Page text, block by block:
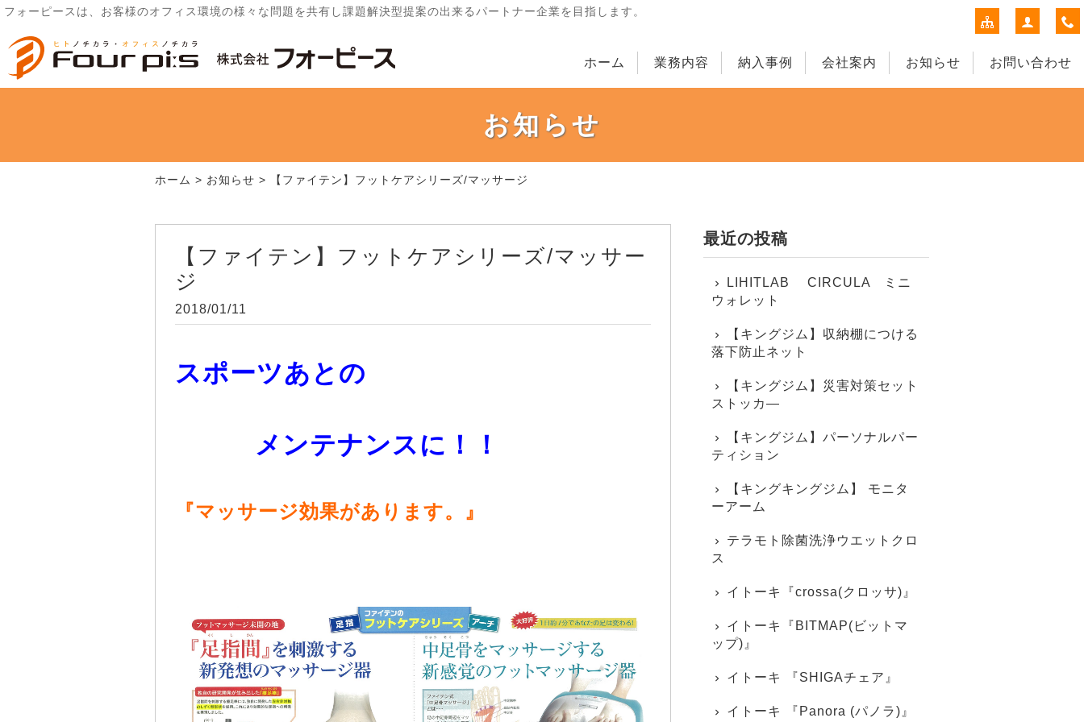
フォーピースは、お客様のオフィス環境の様々な問題を共有し課題解決型提案の出来るパートナー企業を目指します。
ホーム 業務内容 納入事例 会社案内 お知らせ お問い合わせ
お知らせ
ホーム > お知らせ > 【ファイテン】フットケアシリーズ/マッサージ
【ファイテン】フットケアシリーズ/マッサー
ジ
2018/01/11
スポーツあとの
メンテナンスに！！
『マッサージ効果があります。』
最近の投稿
LIHITLAB CIRCULA ミニ
ウォレット
【キングジム】収納棚につける
落下防止ネット
【キングジム】災害対策セット
ストッカ―
【キングジム】パーソナルパー
ティション
【キングキングジム】 モニタ
ーアーム
テラモト除菌洗浄ウエットクロ
ス
イトーキ『crossa(クロッサ)』
イトーキ『BITMAP(ビットマ
ップ)』
イトーキ 『SHIGAチェア』
イトーキ 『Panora (パノラ)』